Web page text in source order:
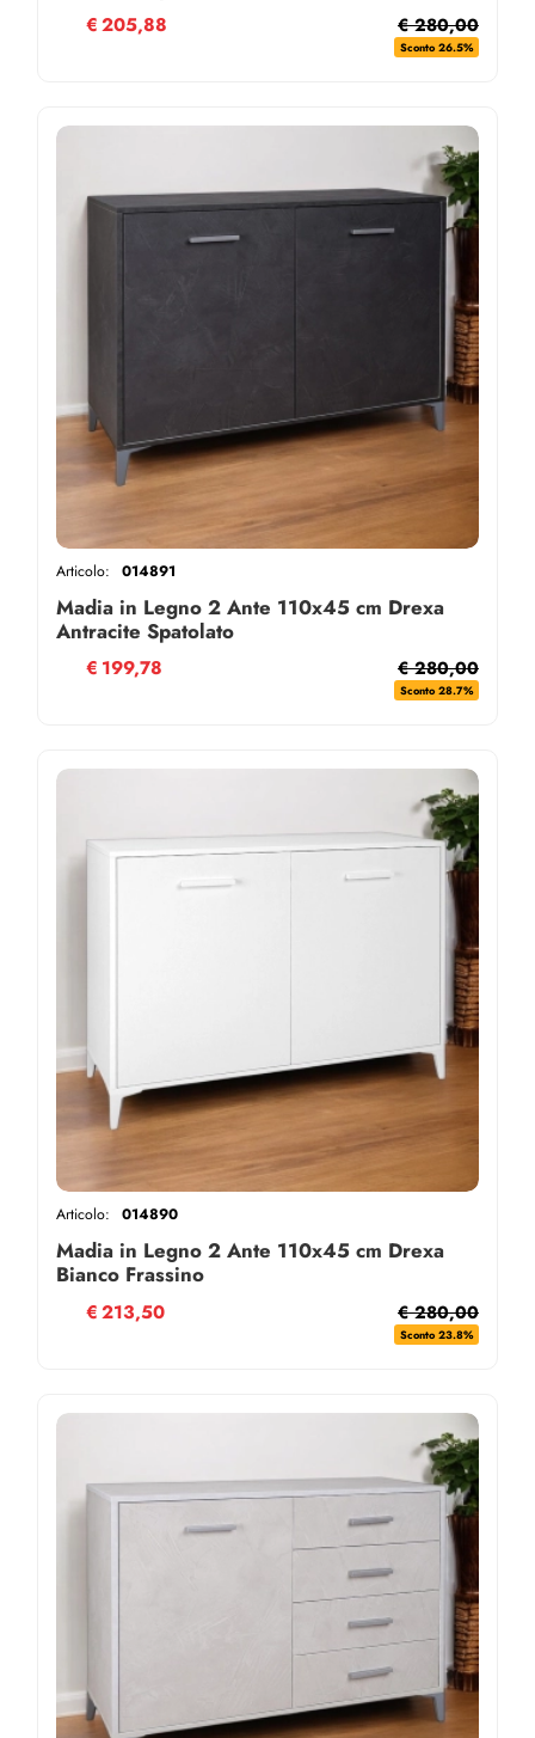
€ 280,00
Sconto 26.5%
€205,88
Madia in Legno 2 Ante 110x45 cm Drexa
Antracite Spatolato
Articolo: 014891
€ 280,00
Sconto 28.7%
€ 199,78
Madia in Legno 2 Ante 110x45 cm Drexa
Bianco Frassino
Articolo: 014890
€ 280,00
Sconto 23.8%
€213,50